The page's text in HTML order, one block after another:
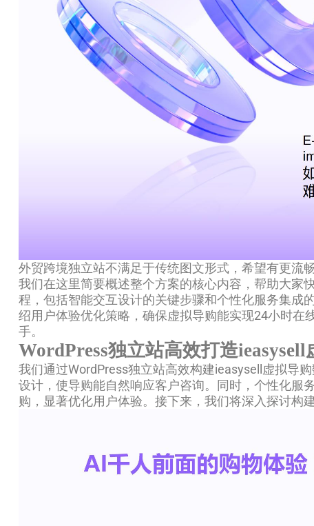
外贸跨境独立站不满足于传统图文形式，希望有更流
我们在这里简要概述整个方案的核心内容，帮助大家
程，包括智能交互设计的关键步骤和个性化服务集成
绍用户体验优化策略，确保虚拟导购能实现24小时在
手。
WordPress独立站高效打造
我们通过WordPress独立站高效构建ieasysell虚拟导
设计，使导购能自然响应客户咨询。同时，个性化服
购，显著优化用户体验。接下来，我们将深入探讨构